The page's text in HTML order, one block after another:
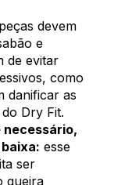
devem
e
de evitar
como
danificar as
Dry Fit.
necessário,
esse
ser
queira